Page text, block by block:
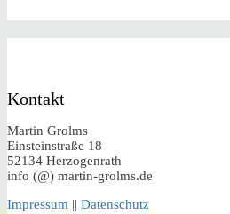
Kontakt
Martin Grolms
Einsteinstraße 18
52134 Herzogenrath
info (@) martin-grolms.de
Impressum || Datenschutz